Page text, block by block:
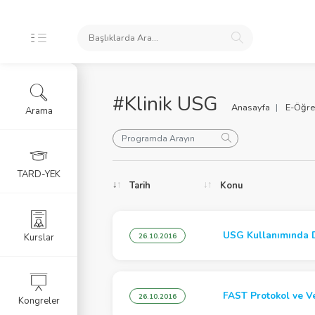
#Klinik USG Anasayfa E-
Tarih Konu
26.10.2016 USG
26.10.2016 FAST Protokol ve
Arama
TARD-YEK
Kurslar
Kongreler